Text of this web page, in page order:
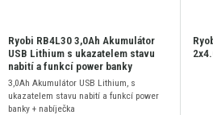
Ryobi RB4L30 3,0Ah Akumulátor
USB Lithium s ukazatelem stavu
nabití a funkcí power banky
3,0Ah Akumulátor USB Lithium, s
ukazatelem stavu nabití a funkcí power
banky + nabíječka